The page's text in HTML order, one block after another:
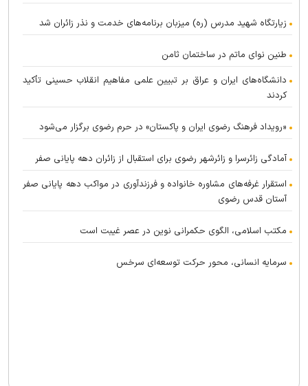
زیارتگاه شهید مدرس (ره) میزبان برنامه‌های خدمت و نذر زائران شد
طنین نوای ماتم در ساختمان ثامن
دانشگاه‌های ایران و عراق بر تبیین علمی مفاهیم انقلاب حسینی تأکید
کردند
«رویداد فرهنگ رضوی ایران و پاکستان» در حرم رضوی برگزار می‌شود
آمادگی زائرسرا و زائرشهر رضوی برای استقبال از زائران دهه پایانی صفر
استقرار غرفه‌های مشاوره خانواده و فرزندآوری در مواکب دهه پایانی صفر
آستان قدس رضوی
مکتب اسلامی، الگوی حکمرانی نوین در عصر غیبت است
سرمایه انسانی، محور حرکت توسعه‌ای سرخس